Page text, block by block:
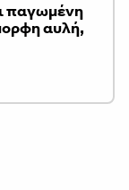
παγωμένη
αυλή,